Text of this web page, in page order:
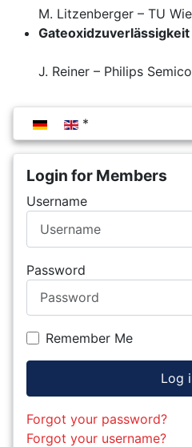
Select your language
Login for Members
Username
Password
Remember Me
Log
Forgot your password?
Forgot your username?
M. Litzenberger – TU
J. Reiner – Philips